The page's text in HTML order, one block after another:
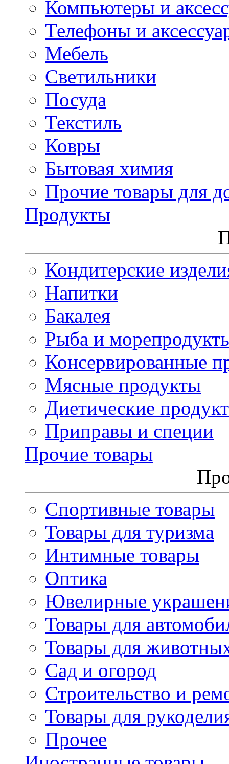
Компьютеры и
Телефоны и
Мебель
Светильники
Посуда
Текстиль
Ковры
Бытовая химия
Прочие товары для
Продукты
Кондитерские
Напитки
Бакалея
Рыба и
Консервированные
Мясные продукты
Диетические
Приправы и специи
Прочие товары
Спортивные товары
Товары для туризма
Интимные товары
Оптика
Ювелирные
Товары для
Товары для
Сад и огород
Строительство и
Товары для
Прочее